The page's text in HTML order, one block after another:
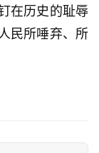
在历史的耻辱
民所唾弃、所